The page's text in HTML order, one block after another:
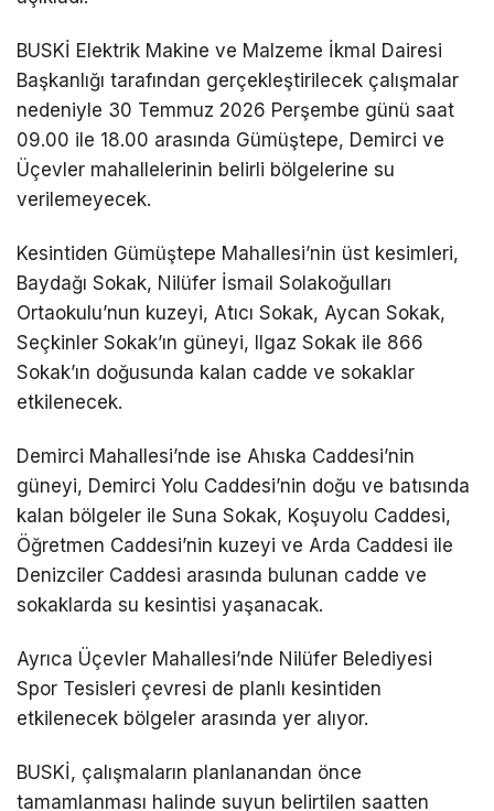
BUSKİ Elektrik Makine ve Malzeme İkmal Dairesi
Başkanlığı tarafından gerçekleştirilecek çalışmalar
nedeniyle 30 Temmuz 2026 Perşembe günü saat
09.00 ile 18.00 arasında Gümüştepe, Demirci ve
Üçevler mahallelerinin belirli bölgelerine su
verilemeyecek.
Kesintiden Gümüştepe Mahallesi’nin üst kesimleri,
Baydağı Sokak, Nilüfer İsmail Solakoğulları
Ortaokulu’nun kuzeyi, Atıcı Sokak, Aycan Sokak,
Seçkinler Sokak’ın güneyi, Ilgaz Sokak ile 866
Sokak’ın doğusunda kalan cadde ve sokaklar
etkilenecek.
Demirci Mahallesi’nde ise Ahıska Caddesi’nin
güneyi, Demirci Yolu Caddesi’nin doğu ve batısında
kalan bölgeler ile Suna Sokak, Koşuyolu Caddesi,
Öğretmen Caddesi’nin kuzeyi ve Arda Caddesi ile
Denizciler Caddesi arasında bulunan cadde ve
sokaklarda su kesintisi yaşanacak.
Ayrıca Üçevler Mahallesi’nde Nilüfer Belediyesi
Spor Tesisleri çevresi de planlı kesintiden
etkilenecek bölgeler arasında yer alıyor.
BUSKİ, çalışmaların planlanandan önce
tamamlanması halinde suyun belirtilen saatten